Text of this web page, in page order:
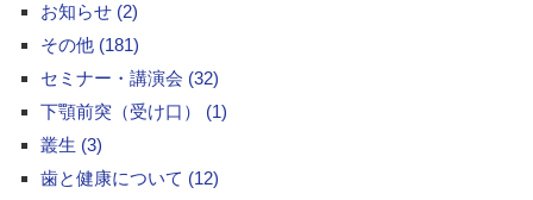
お知らせ (2)
その他 (181)
セミナー・講演会 (32)
下顎前突（受け口） (1)
叢生 (3)
歯と健康について (12)